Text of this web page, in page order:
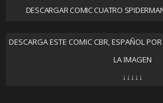
DESCARGAR COMIC CUATRO
DESCARGA ESTE COMIC CBR, ESPAÑOL
LA IMAGEN
↓↓↓↓↓